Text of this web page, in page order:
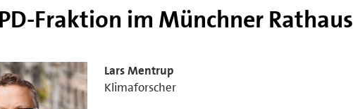
Fraktion im Münchner Rathaus
Lars Mentrup
Klimaforscher